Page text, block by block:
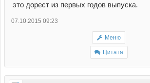
это дорест из первых годов выпуска.
07.10.2015 09:23
Меню
Цитата